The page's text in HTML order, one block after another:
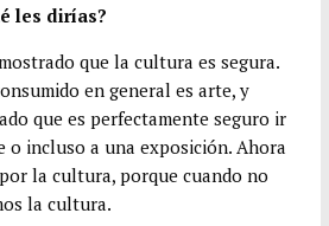
les dirías?
que la cultura es segura.
en general es arte, y
que es perfectamente seguro ir
o incluso a una exposición. Ahora
la cultura, porque cuando no
la cultura.